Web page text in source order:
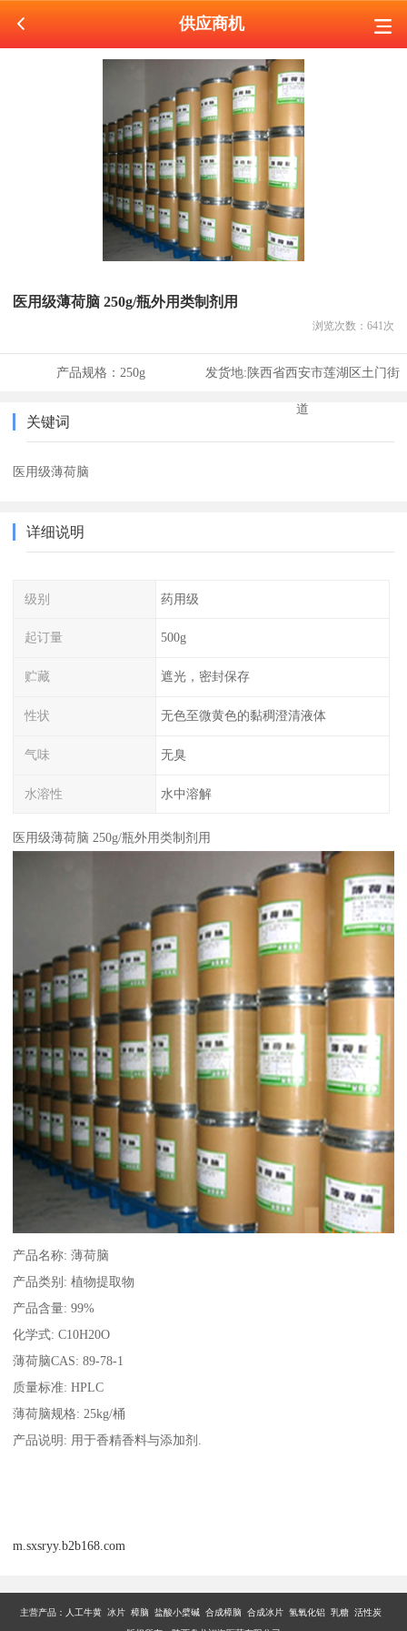
供应商机
医用级薄荷脑 250g/瓶外用类制剂用
浏览次数： 641 次
产品规格： 250g 发货地:陕西省西安市莲湖区土门街
道
关键词
医用级薄荷脑
详细说明
级别 药用级
起订量 500g
贮藏 遮光，密封保存
性状 无色至微黄色的黏稠澄清液体
气味 无臭
水溶性 水中溶解
医用级薄荷脑 250g/瓶外用类制剂用
产品名称: 薄荷脑
产品类别 : 植物提取物
产品含量: 99%
化学式: C10H20O
薄荷脑CAS: 89-78-1
质量标准: HPLC
薄荷脑规格: 25kg/桶
产品说明 : 用于香精香料与添加剂.
m.sxsryy.b2b168.com
主营产品： 人工牛黄 冰片 樟脑 盐酸小檗碱 合成樟脑 合成冰片 氢氧化铝 乳糖 活性炭